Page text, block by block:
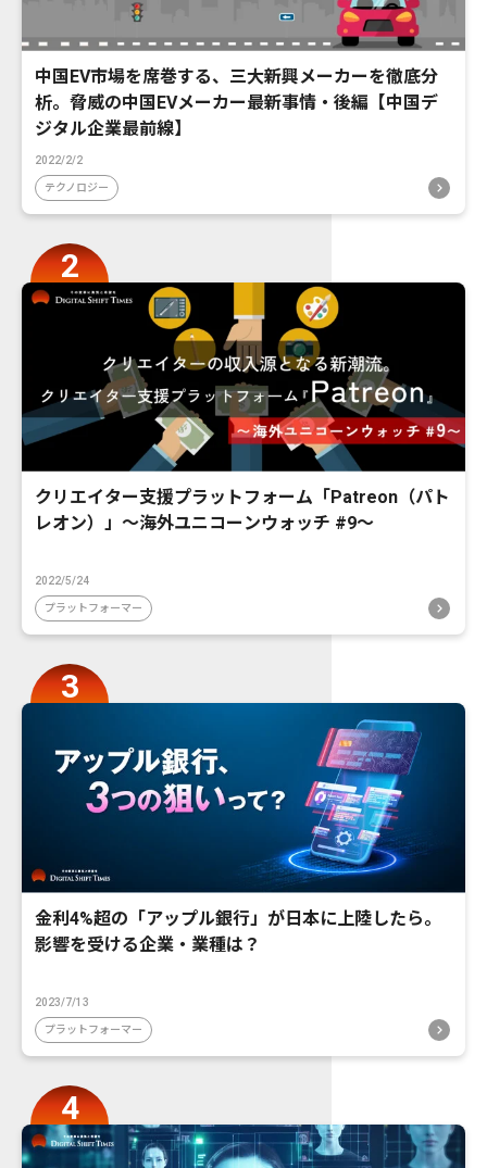
中国EV市場を席巻する、三大新興メーカーを徹底分
析。脅威の中国EVメーカー最新事情・後編【中国デ
ジタル企業最前線】
2022/2/2
テクノロジー
クリエイター支援プラットフォーム「Patreon（パト
レオン）」〜海外ユニコーンウォッチ #9〜
2022/5/24
プラットフォーマー
金利4%超の「アップル銀行」が日本に上陸したら。
影響を受ける企業・業種は？
2023/7/13
プラットフォーマー